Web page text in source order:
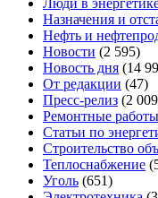
Люди в
Назначения и
Нефть и
Новости (2 595)
Новость дня (14
От редакции (47)
Пресс-релиз (2
Ремонтные работы
Статьи по
Строительство
Теплоснабжение
Уголь (651)